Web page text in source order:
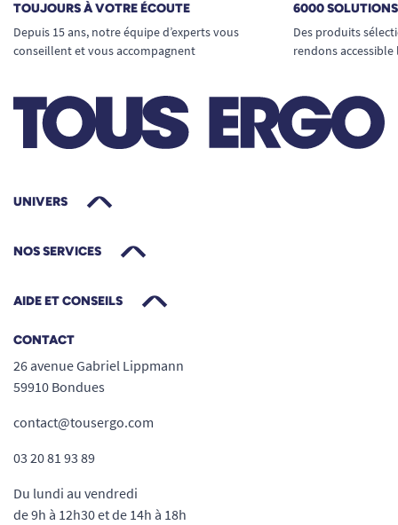
TOUJOURS À VOTRE ÉCOUTE
Depuis 15 ans, notre équipe d’experts vous
conseillent et vous accompagnent
6000
Des produits
rendons
UNIVERS
NOS SERVICES
AIDE ET CONSEILS
CONTACT
26 avenue Gabriel Lippmann
59910 Bondues
contact@tousergo.com
03 20 81 93 89
Du lundi au vendredi
de 9h à 12h30 et de 14h à 18h